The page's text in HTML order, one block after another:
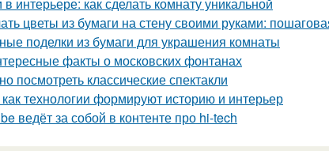
цветы из бумаги на стену своими руками:
поделки из бумаги для украшения комнаты
факты о московских фонтанах
посмотреть классические спектакли
технологии формируют историю и интерьер
ведёт за собой в контенте про hi-tech